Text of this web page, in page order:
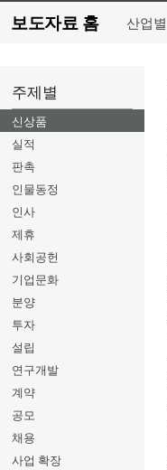
보도자료 홈 산업별
주제별
신상품
실적
판촉
인물동정
인사
제휴
사회공헌
기업문화
분양
투자
설립
연구개발
계약
공모
채용
사업 확장